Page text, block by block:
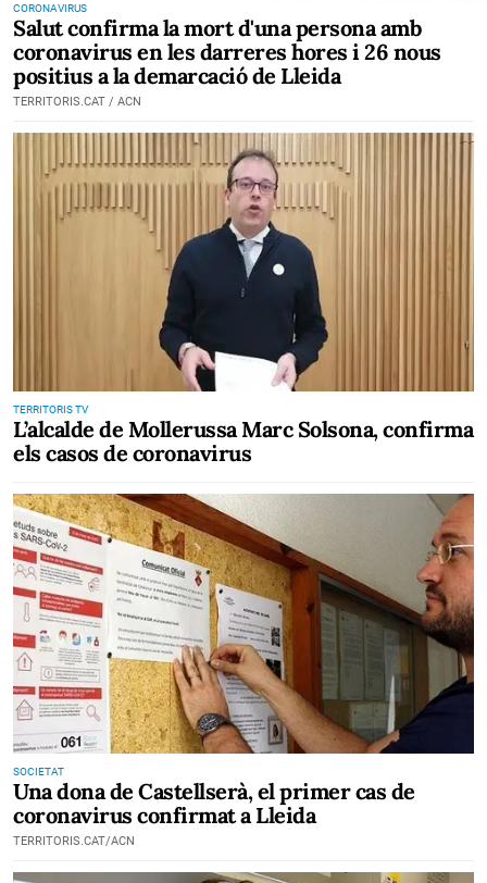
CORONAVIRUS
Salut confirma la mort d'una persona amb
coronavirus en les darreres hores i 26 nous
positius a la demarcació de Lleida
TERRITORIS.CAT / ACN
TERRITORIS TV
L’alcalde de Mollerussa Marc Solsona, confirma
els casos de coronavirus
SOCIETAT
Una dona de Castellserà, el primer cas de
coronavirus confirmat a Lleida
TERRITORIS.CAT/ACN